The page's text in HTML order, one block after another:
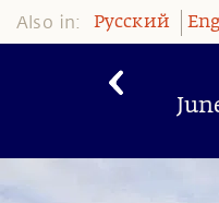
Also in: Pусский